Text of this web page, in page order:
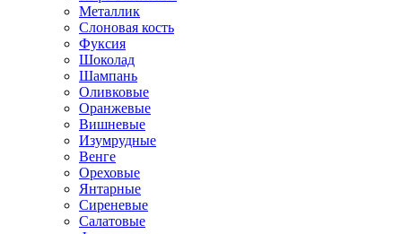
Металлик
Слоновая кость
Фуксия
Шоколад
Шампань
Оливковые
Оранжевые
Вишневые
Изумрудные
Венге
Ореховые
Янтарные
Сиреневые
Салатовые